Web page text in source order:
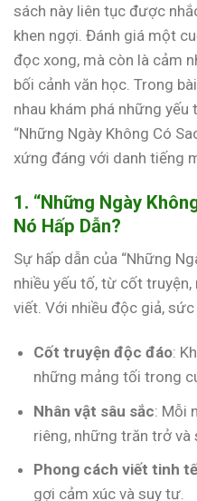
sách này liên tục được
khen ngợi. Đánh giá một
đọc xong, mà còn là cảm
bối cảnh văn học. Trong
nhau khám phá những
“Những Ngày Không Có
xứng đáng với danh tiếng
1. “Những Ngày
Nó Hấp Dẫn?
Sự hấp dẫn của “Những
nhiều yếu tố, từ cốt
viết. Với nhiều độc giả,
Cốt truyện độc đáo:
những mảng tối trong
Nhân vật sâu sắc: Mỗi
riêng, những trăn trở và
Phong cách viết tinh
gợi cảm xúc và suy tư.